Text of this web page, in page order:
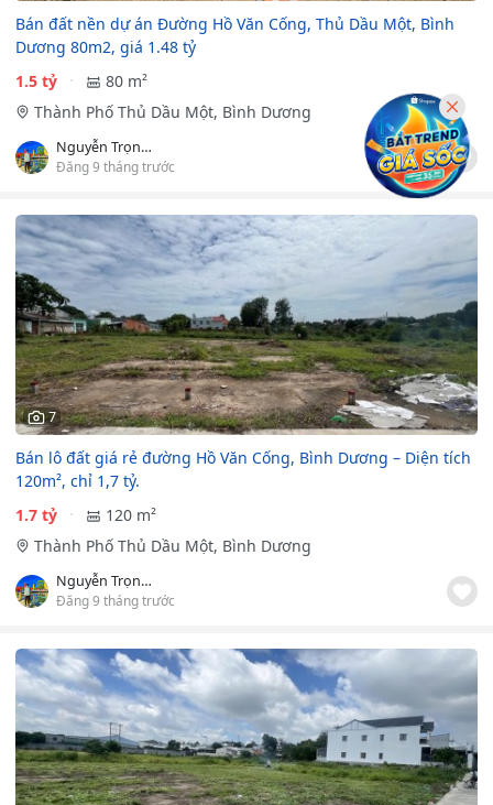
Bán đất nền dự án Đường Hồ Văn Cống, Thủ Dầu Một, Bình
Dương 80m2, giá 1.48 tỷ
1.5 tỷ
80 m²
Thành Phố Thủ Dầu Một, Bình Dương
Nguyễn Trọng Khiêm
Đăng 9 tháng trước
7
Bán lô đất giá rẻ đường Hồ Văn Cống, Bình Dương – Diện tích
120m², chỉ 1,7 tỷ.
1.7 tỷ
120 m²
Thành Phố Thủ Dầu Một, Bình Dương
Nguyễn Trọng Khiêm
Đăng 9 tháng trước